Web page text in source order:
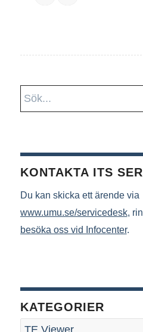
KONTAKTA ITS
Du kan skicka ett ärende via
www.umu.se/servicedesk,
besöka oss vid Infocenter.
KATEGORIER